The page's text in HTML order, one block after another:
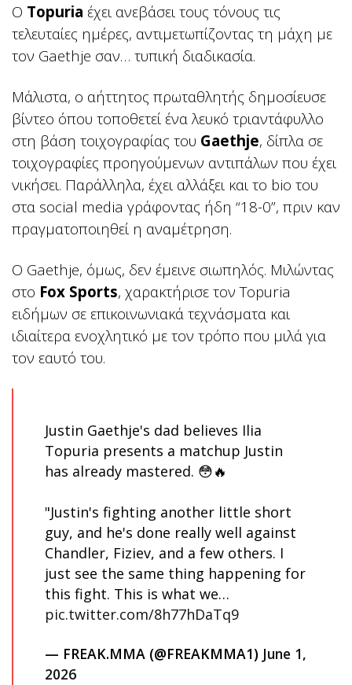
Ο Topuria έχει ανεβάσει τους τόνους τις
τελευταίες ημέρες, αντιμετωπίζοντας τη μάχη με
τον Gaethje σαν… τυπική διαδικασία.
Μάλιστα, ο αήττητος πρωταθλητής δημοσίευσε
βίντεο όπου τοποθετεί ένα λευκό τριαντάφυλλο
στη βάση τοιχογραφίας του Gaethje, δίπλα σε
τοιχογραφίες προηγούμενων αντιπάλων που έχει
νικήσει. Παράλληλα, έχει αλλάξει και το bio του
στα social media γράφοντας ήδη “18-0”, πριν καν
πραγματοποιηθεί η αναμέτρηση.
Ο Gaethje, όμως, δεν έμεινε σιωπηλός. Μιλώντας
στο Fox Sports, χαρακτήρισε τον Topuria
ειδήμων σε επικοινωνιακά τεχνάσματα και
ιδιαίτερα ενοχλητικό με τον τρόπο που μιλά για
τον εαυτό του.
Justin Gaethje's dad believes Ilia
Topuria presents a matchup Justin
has already mastered. 😳🔥
"Justin's fighting another little short
guy, and he's done really well against
Chandler, Fiziev, and a few others. I
just see the same thing happening for
this fight. This is what we…
pic.twitter.com/8h77hDaTq9
— FREAK.MMA (@FREAKMMA1) June 1,
2026